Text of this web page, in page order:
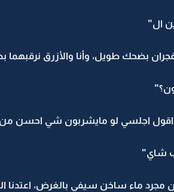
ال"
بضحك طويل، وأنا والأزرق
اقول اجلسي لو مايشربون شي احسن
شاي"
مجرد ماء ساخن سيفي بالغرض،